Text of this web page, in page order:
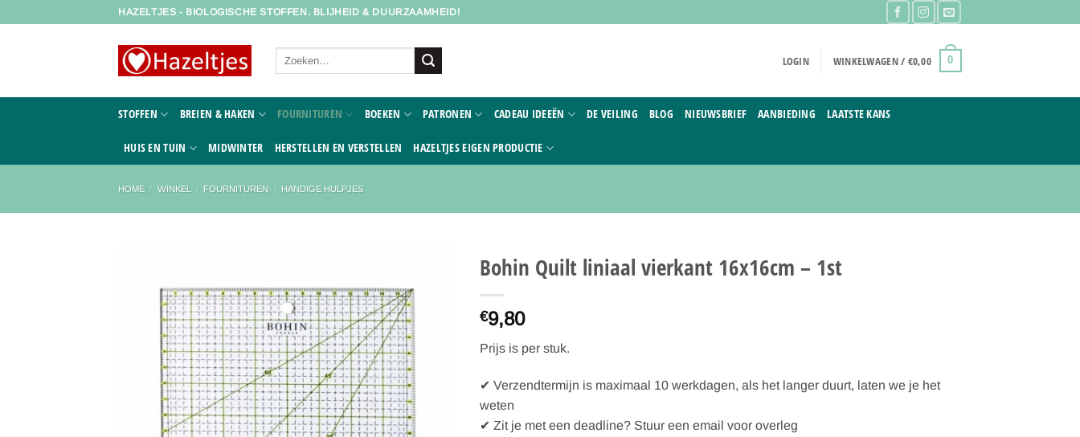
HAZELTJES - BIOLOGISCHE STOFFEN. BLIJHEID & DUURZAAMHEID!
Zoeken
LOGIN WINKELWAGEN / €0,00 0
STOFFEN BREIEN & HAKEN FOURNITUREN BOEKEN PATRONEN CADEAU IDEEËN DE VEILING BLOG NIEUWSBRIEF AANBIEDING LAATSTE KANS
HUIS EN TUIN MIDWINTER HERSTELLEN EN VERSTELLEN HAZELTJES EIGEN PRODUCTIE
HOME / WINKEL / FOURNITUREN / HANDIGE HULPJES
Toevoegen
aan
verlanglijst
Bohin Quilt liniaal vierkant 16x16cm – 1st
€9,80
Prijs is per stuk.
✔ Verzendtermijn is maximaal 10 werkdagen, als het langer duurt, laten we je het
weten
✔ Zit je met een deadline? Stuur een email voor overleg